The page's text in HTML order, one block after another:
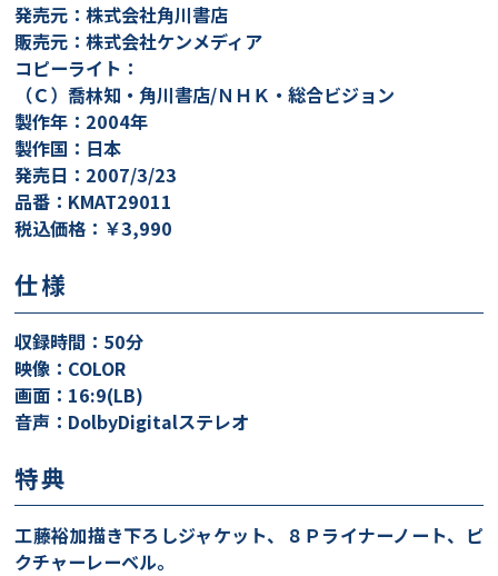
発売元：株式会社角川書店
販売元：株式会社ケンメディア
コピーライト：
（Ｃ）喬林知・角川書店/ＮＨＫ・総合ビジョン
製作年：2004年
製作国：日本
発売日：2007/3/23
品番：KMAT29011
税込価格：￥3,990
仕様
収録時間：50分
映像：COLOR
画面：16:9(LB)
音声：DolbyDigitalステレオ
特典
工藤裕加描き下ろしジャケット、８Ｐライナーノート、ピ
クチャーレーベル。